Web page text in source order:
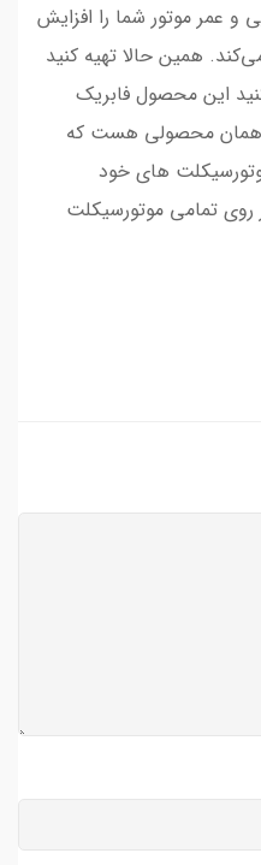
و عمر موتور شما را افزایش
همین حالا تهیه کنید
این محصول فابریک
همان محصولی هست که
های خود
روی تمامی موتورسیکلت